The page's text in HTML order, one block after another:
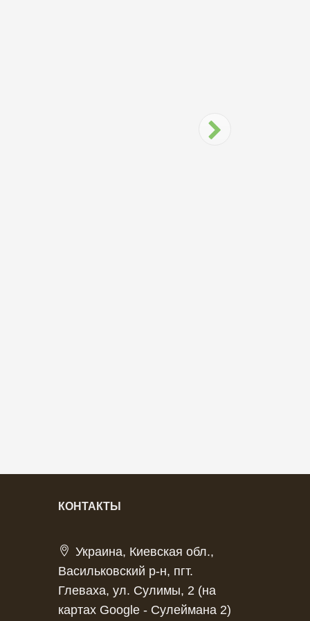
КОНТАКТЫ
Украина, Киевская обл.,
Васильковский р-н, пгт.
Глеваха, ул. Сулимы, 2 (на
картах Google - Сулеймана 2)